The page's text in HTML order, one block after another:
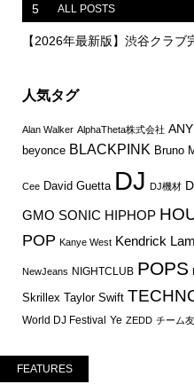
5 ALL POSTS
【2026年最新版】渋谷クラブ
人気タグ
Alan Walker AlphaTheta株式会社
beyonce BLACKPINK Bruno
Cee David Guetta DJ DJ機材
GMO SONIC HIPHOP
POP Kanye West Kendrick
NewJeans NIGHTCLUB POPS
Skrillex Taylor Swift
World DJ Festival Ye ZEDD チーム
FEATURES